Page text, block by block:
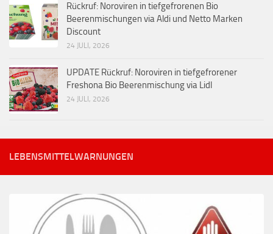
Rückruf: Noroviren in tiefgefrorenen Bio
Beerenmischungen via Aldi und Netto Marken
Discount
24 JULI, 2026
UPDATE Rückruf: Noroviren in tiefgefrorener
Freshona Bio Beerenmischung via Lidl
24 JULI, 2026
LEBENSMITTELWARNUNGEN